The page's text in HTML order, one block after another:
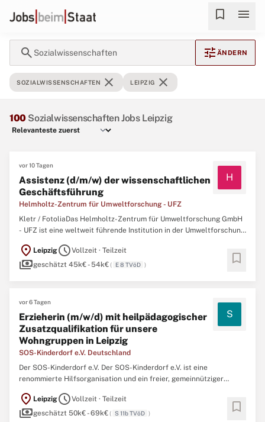
bookmark menu
search Sozialwissenschaften tune ÄNDERN
SOZIALWISSENSCHAFTEN close LEIPZIG close
100 Sozialwissenschaften Jobs Leipzig
vor 10 Tagen
Assistenz (d/m/w) der wissenschaftlichen
Geschäftsführung
Helmholtz-Zentrum für Umweltforschung - UFZ
H
Kletr / FotoliaDas Helmholtz-Zentrum für Umweltforschung GmbH
- UFZ ist eine weltweit führende Institution in der Umweltforschung
Wissenschaftsorganisation Deutschlands. Mit rund 1.200
Mitarbeitenden in Leipzig, Halle und Magdeburg forschen wir seit
location_on LeipzigscheduleVollzeit · Teilzeit
paymentsgeschätzt 45k€ - 54k€( E 8 TVöD ) bookmark
vor 6 Tagen
Erzieherin (m/w/d) mit heilpädagogischer
Zusatzqualifikation für unsere
Wohngruppen in Leipzig
SOS-Kinderdorf e.V. Deutschland
S
Der SOS-Kinderdorf e.V. Der SOS-Kinderdorf e.V. ist eine
renommierte Hilfsorganisation und ein freier, gemeinnütziger
gesamten Bundesgebiet und rund 5.200 Mitarbeiterinnen und
Mitarbeitern. Das SOS-Kinderdorf Sachsen ist ein Hilfeverbund ...
location_on LeipzigscheduleVollzeit · Teilzeit
paymentsgeschätzt 50k€ - 69k€( S 11b TVöD ) bookmark